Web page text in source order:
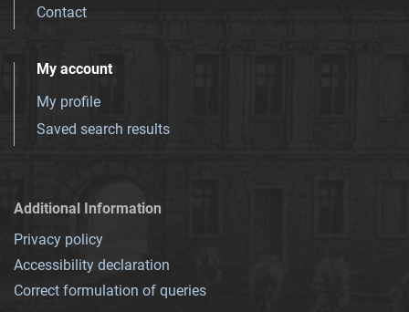
Contact
My account
My profile
Saved search results
Additional Information
Privacy policy
Accessibility declaration
Correct formulation of queries